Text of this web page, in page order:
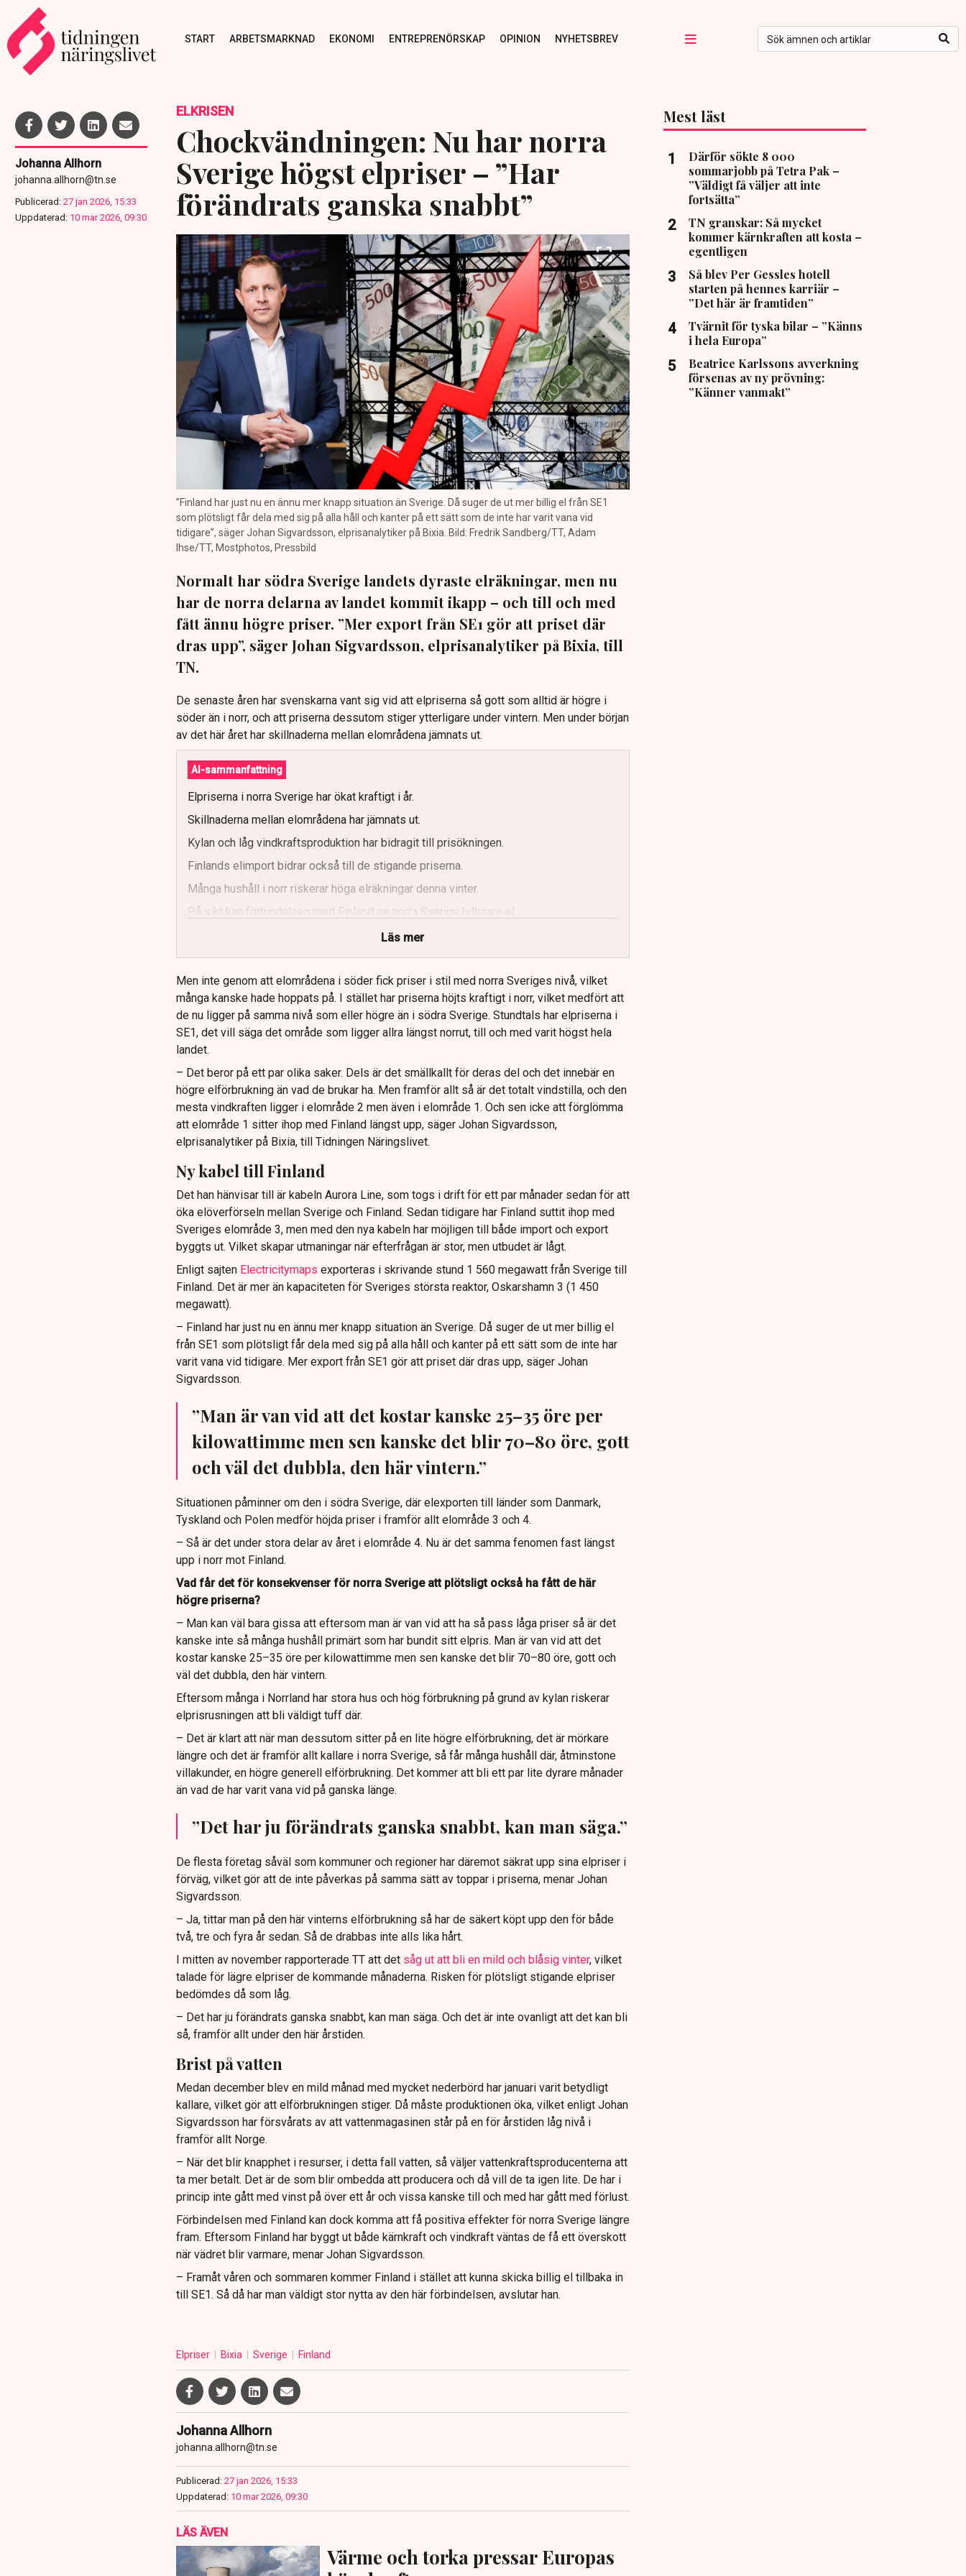
START ARBETSMARKNAD EKONOMI ENTREPRENÖRSKAP OPINION NYHETSBREV
Johanna Allhorn
johanna.allhorn@tn.se
Publicerad: 27 jan 2026, 15:33
Uppdaterad: 10 mar 2026, 09:30
ELKRISEN
Chockvändningen: Nu har norra
Sverige högst elpriser – ”Har
förändrats ganska snabbt”
”Finland har just nu en ännu mer knapp situation än Sverige. Då suger de ut mer billig el från SE1
som plötsligt får dela med sig på alla håll och kanter på ett sätt som de inte har varit vana vid
tidigare”, säger Johan Sigvardsson, elprisanalytiker på Bixia. Bild: Fredrik Sandberg/TT, Adam
Ihse/TT, Mostphotos, Pressbild
Normalt har södra Sverige landets dyraste elräkningar, men nu
har de norra delarna av landet kommit ikapp – och till och med
fått ännu högre priser. ”Mer export från SE1 gör att priset där
dras upp”, säger Johan Sigvardsson, elprisanalytiker på Bixia, till
TN.
De senaste åren har svenskarna vant sig vid att elpriserna så gott som alltid är högre i
söder än i norr, och att priserna dessutom stiger ytterligare under vintern. Men under början
av det här året har skillnaderna mellan elområdena jämnats ut.
AI-sammanfattning
Elpriserna i norra Sverige har ökat kraftigt i år.
Skillnaderna mellan elområdena har jämnats ut.
Kylan och låg vindkraftsproduktion har bidragit till prisökningen.
Finlands elimport bidrar också till de stigande priserna.
Många hushåll i norr riskerar höga elräkningar denna vinter.
På sikt kan förbindelsen med Finland ge norra Sverige billigare el.
Läs mer
Men inte genom att elområdena i söder fick priser i stil med norra Sveriges nivå, vilket
många kanske hade hoppats på. I stället har priserna höjts kraftigt i norr, vilket medfört att
de nu ligger på samma nivå som eller högre än i södra Sverige. Stundtals har elpriserna i
SE1, det vill säga det område som ligger allra längst norrut, till och med varit högst hela
landet.
– Det beror på ett par olika saker. Dels är det smällkallt för deras del och det innebär en
högre elförbrukning än vad de brukar ha. Men framför allt så är det totalt vindstilla, och den
mesta vindkraften ligger i elområde 2 men även i elområde 1. Och sen icke att förglömma
att elområde 1 sitter ihop med Finland längst upp, säger Johan Sigvardsson,
elprisanalytiker på Bixia, till Tidningen Näringslivet.
Ny kabel till Finland
Det han hänvisar till är kabeln Aurora Line, som togs i drift för ett par månader sedan för att
öka elöverförseln mellan Sverige och Finland. Sedan tidigare har Finland suttit ihop med
Sveriges elområde 3, men med den nya kabeln har möjligen till både import och export
byggts ut. Vilket skapar utmaningar när efterfrågan är stor, men utbudet är lågt.
Enligt sajten Electricitymaps exporteras i skrivande stund 1 560 megawatt från Sverige till
Finland. Det är mer än kapaciteten för Sveriges största reaktor, Oskarshamn 3 (1 450
megawatt).
– Finland har just nu en ännu mer knapp situation än Sverige. Då suger de ut mer billig el
från SE1 som plötsligt får dela med sig på alla håll och kanter på ett sätt som de inte har
varit vana vid tidigare. Mer export från SE1 gör att priset där dras upp, säger Johan
Sigvardsson.
”Man är van vid att det kostar kanske 25–35 öre per
kilowattimme men sen kanske det blir 70–80 öre, gott
och väl det dubbla, den här vintern.”
Situationen påminner om den i södra Sverige, där elexporten till länder som Danmark,
Tyskland och Polen medför höjda priser i framför allt elområde 3 och 4.
– Så är det under stora delar av året i elområde 4. Nu är det samma fenomen fast längst
upp i norr mot Finland.
Vad får det för konsekvenser för norra Sverige att plötsligt också ha fått de här
högre priserna?
– Man kan väl bara gissa att eftersom man är van vid att ha så pass låga priser så är det
kanske inte så många hushåll primärt som har bundit sitt elpris. Man är van vid att det
kostar kanske 25–35 öre per kilowattimme men sen kanske det blir 70–80 öre, gott och
väl det dubbla, den här vintern.
Eftersom många i Norrland har stora hus och hög förbrukning på grund av kylan riskerar
elprisrusningen att bli väldigt tuff där.
– Det är klart att när man dessutom sitter på en lite högre elförbrukning, det är mörkare
längre och det är framför allt kallare i norra Sverige, så får många hushåll där, åtminstone
villakunder, en högre generell elförbrukning. Det kommer att bli ett par lite dyrare månader
än vad de har varit vana vid på ganska länge.
”Det har ju förändrats ganska snabbt, kan man säga.”
De flesta företag såväl som kommuner och regioner har däremot säkrat upp sina elpriser i
förväg, vilket gör att de inte påverkas på samma sätt av toppar i priserna, menar Johan
Sigvardsson.
– Ja, tittar man på den här vinterns elförbrukning så har de säkert köpt upp den för både
två, tre och fyra år sedan. Så de drabbas inte alls lika hårt.
I mitten av november rapporterade TT att det såg ut att bli en mild och blåsig vinter, vilket
talade för lägre elpriser de kommande månaderna. Risken för plötsligt stigande elpriser
bedömdes då som låg.
– Det har ju förändrats ganska snabbt, kan man säga. Och det är inte ovanligt att det kan bli
så, framför allt under den här årstiden.
Brist på vatten
Medan december blev en mild månad med mycket nederbörd har januari varit betydligt
kallare, vilket gör att elförbrukningen stiger. Då måste produktionen öka, vilket enligt Johan
Sigvardsson har försvårats av att vattenmagasinen står på en för årstiden låg nivå i
framför allt Norge.
– När det blir knapphet i resurser, i detta fall vatten, så väljer vattenkraftsproducenterna att
ta mer betalt. Det är de som blir ombedda att producera och då vill de ta igen lite. De har i
princip inte gått med vinst på över ett år och vissa kanske till och med har gått med förlust.
Förbindelsen med Finland kan dock komma att få positiva effekter för norra Sverige längre
fram. Eftersom Finland har byggt ut både kärnkraft och vindkraft väntas de få ett överskott
när vädret blir varmare, menar Johan Sigvardsson.
– Framåt våren och sommaren kommer Finland i stället att kunna skicka billig el tillbaka in
till SE1. Så då har man väldigt stor nytta av den här förbindelsen, avslutar han.
Elpriser Bixia Sverige Finland
Johanna Allhorn
johanna.allhorn@tn.se
Publicerad: 27 jan 2026, 15:33
Uppdaterad: 10 mar 2026, 09:30
LÄS ÄVEN
Värme och torka pressar Europas
Mest läst
Därför sökte 8 000
sommarjobb på Tetra Pak –
”Väldigt få väljer att inte
fortsätta”
TN granskar: Så mycket
kommer kärnkraften att kosta –
egentligen
Så blev Per Gessles hotell
starten på hennes karriär –
”Det här är framtiden”
Tvärnit för tyska bilar – ”Känns
i hela Europa”
Beatrice Karlssons avverkning
försenas av ny prövning:
”Känner vanmakt”